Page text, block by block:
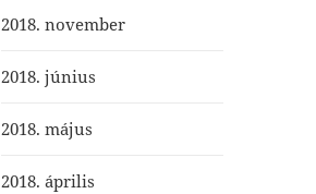
2018. november
2018. június
2018. május
2018. április